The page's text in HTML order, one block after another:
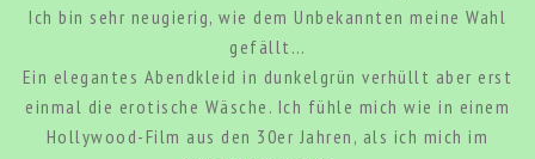
Ich bin sehr neugierig, wie dem Unbekannten meine Wahl
gefällt…
Ein elegantes Abendkleid in dunkelgrün verhüllt aber erst
einmal die erotische Wäsche. Ich fühle mich wie in einem
Hollywood-Film aus den 30er Jahren, als ich mich im